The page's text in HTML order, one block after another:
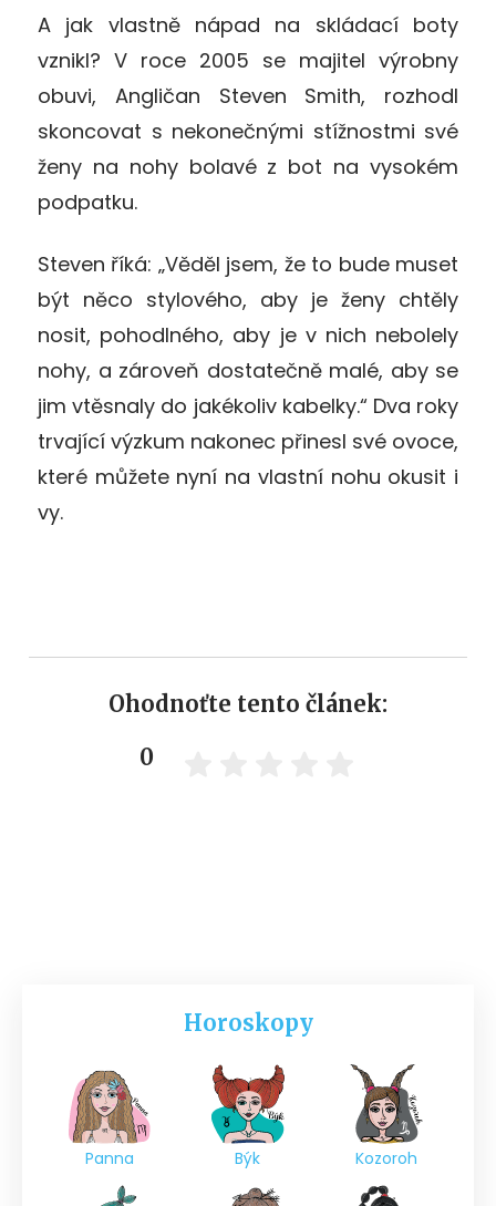
A jak vlastně nápad na skládací boty
vznikl? V roce 2005 se majitel výrobny
obuvi, Angličan Steven Smith, rozhodl
skoncovat s nekonečnými stížnostmi své
ženy na nohy bolavé z bot na vysokém
podpatku.
Steven říká: „Věděl jsem, že to bude muset
být něco stylového, aby je ženy chtěly
nosit, pohodlného, aby je v nich nebolely
nohy, a zároveň dostatečně malé, aby se
jim vtěsnaly do jakékoliv kabelky.“ Dva roky
trvající výzkum nakonec přinesl své ovoce,
které můžete nyní na vlastní nohu okusit i
vy.
Ohodnoťte tento článek:
0
Horoskopy
Panna Býk Kozoroh